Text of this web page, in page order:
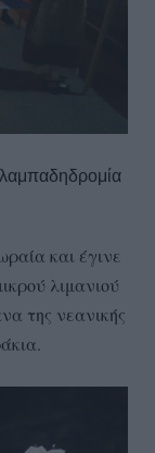
και έγινε
λιμανιού
της νεανικής